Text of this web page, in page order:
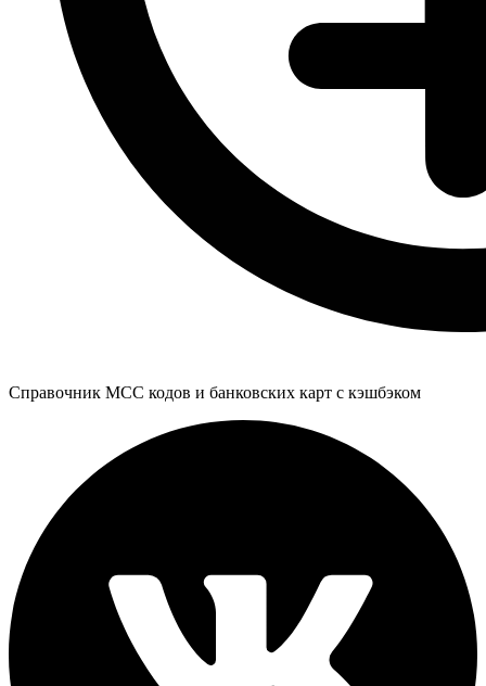
Справочник MCC кодов и банковских карт с кэшбэком